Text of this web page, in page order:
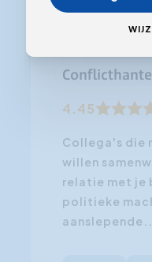
Vanaf
4.45
Collega's die
willen
relatie met je
politieke
aanslepende...